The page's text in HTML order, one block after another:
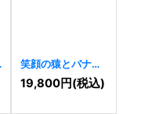
笑顔の猿とバナナ
ロゴ[11471]
19,800円(税込)